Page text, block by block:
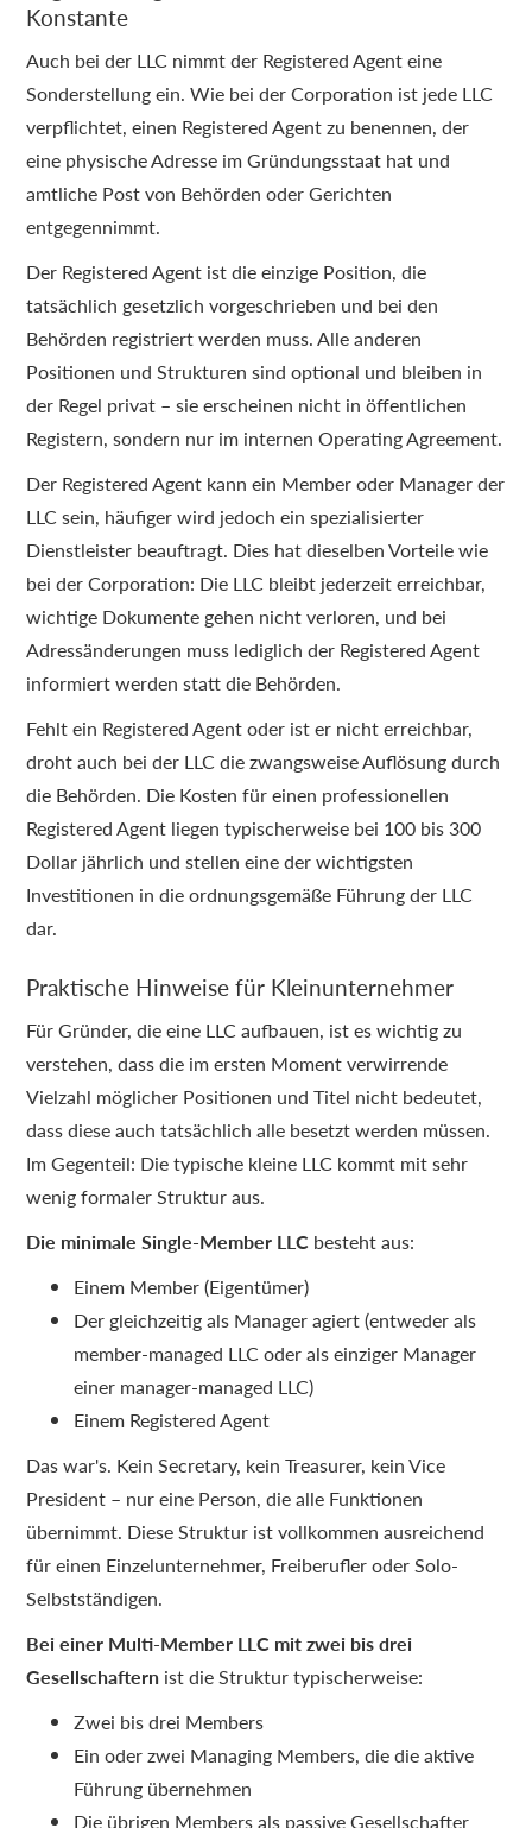
Konstante
Auch bei der LLC nimmt der Registered Agent eine
Sonderstellung ein. Wie bei der Corporation ist jede LLC
verpflichtet, einen Registered Agent zu benennen, der
eine physische Adresse im Gründungsstaat hat und
amtliche Post von Behörden oder Gerichten
entgegennimmt.
Der Registered Agent ist die einzige Position, die
tatsächlich gesetzlich vorgeschrieben und bei den
Behörden registriert werden muss. Alle anderen
Positionen und Strukturen sind optional und bleiben in
der Regel privat – sie erscheinen nicht in öffentlichen
Registern, sondern nur im internen Operating Agreement.
Der Registered Agent kann ein Member oder Manager der
LLC sein, häufiger wird jedoch ein spezialisierter
Dienstleister beauftragt. Dies hat dieselben Vorteile wie
bei der Corporation: Die LLC bleibt jederzeit erreichbar,
wichtige Dokumente gehen nicht verloren, und bei
Adressänderungen muss lediglich der Registered Agent
informiert werden statt die Behörden.
Fehlt ein Registered Agent oder ist er nicht erreichbar,
droht auch bei der LLC die zwangsweise Auflösung durch
die Behörden. Die Kosten für einen professionellen
Registered Agent liegen typischerweise bei 100 bis 300
Dollar jährlich und stellen eine der wichtigsten
Investitionen in die ordnungsgemäße Führung der LLC
dar.
Praktische Hinweise für Kleinunternehmer
Für Gründer, die eine LLC aufbauen, ist es wichtig zu
verstehen, dass die im ersten Moment verwirrende
Vielzahl möglicher Positionen und Titel nicht bedeutet,
dass diese auch tatsächlich alle besetzt werden müssen.
Im Gegenteil: Die typische kleine LLC kommt mit sehr
wenig formaler Struktur aus.
Die minimale Single-Member LLC besteht aus:
Einem Member (Eigentümer)
Der gleichzeitig als Manager agiert (entweder als
member-managed LLC oder als einziger Manager
einer manager-managed LLC)
Einem Registered Agent
Das war's. Kein Secretary, kein Treasurer, kein Vice
President – nur eine Person, die alle Funktionen
übernimmt. Diese Struktur ist vollkommen ausreichend
für einen Einzelunternehmer, Freiberufler oder Solo-
Selbstständigen.
Bei einer Multi-Member LLC mit zwei bis drei
Gesellschaftern ist die Struktur typischerweise:
Zwei bis drei Members
Ein oder zwei Managing Members, die die aktive
Führung übernehmen
Die übrigen Members als passive Gesellschafter